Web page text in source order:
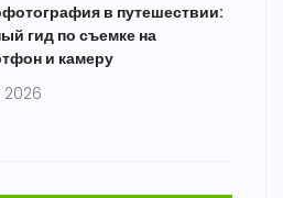
в путешествии:
гид по съемке на
и камеру
2026